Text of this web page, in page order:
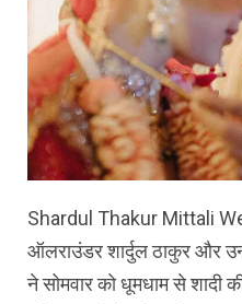
Shardul Thakur Mittali
ऑलराउंडर शार्दुल ठाकुर और
ने सोमवार को धूमधाम से शादी